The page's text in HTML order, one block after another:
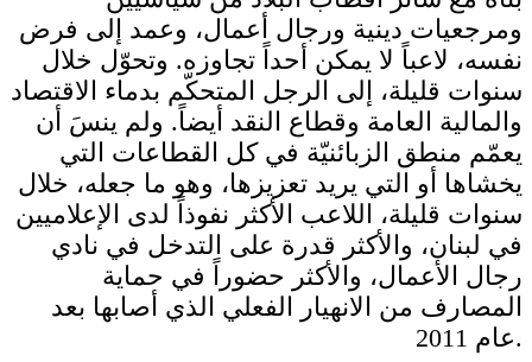
ومرجعيات دينية ورجال أعمال، وعمد إلى فرض
نفسه، لاعباً لا يمكن أحداً تجاوزه. وتحوّل خلال
سنوات قليلة، إلى الرجل المتحكّم بدماء الاقتصاد
والمالية العامة وقطاع النقد أيضاً. ولم ينسَ أن
يعمّم منطق الزبائنيّة في كل القطاعات التي
يخشاها أو التي يريد تعزيزها، وهو ما جعله، خلال
سنوات قليلة، اللاعب الأكثر نفوذاً لدى الإعلاميين
في لبنان، والأكثر قدرة على التدخل في نادي
رجال الأعمال، والأكثر حضوراً في حماية
المصارف من الانهيار الفعلي الذي أصابها بعد
عام 2011.